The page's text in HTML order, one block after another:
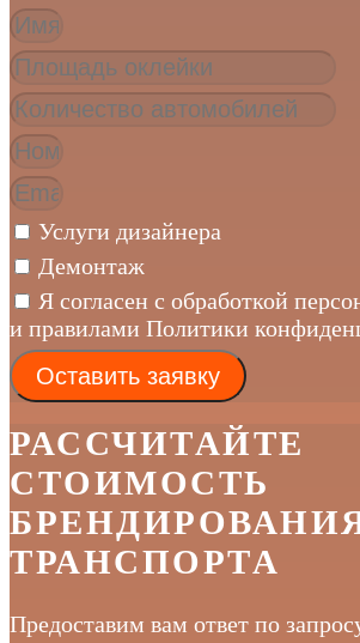
Услуги дизайнера
Демонтаж
Я согласен с обработкой
и правилами Политики
Оставить заявку
РАССЧИТАЙТЕ
СТОИМОСТЬ
ТРАНСПОРТА
Предоставим вам ответ по